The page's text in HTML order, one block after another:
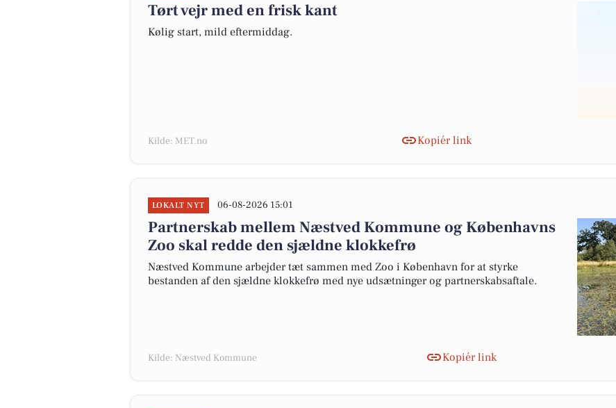
Tørt vejr med en frisk kant
Kølig start, mild eftermiddag.
Kilde: MET.no Kopiér link
LOKALT NYT 06-08-2026 15:01
Partnerskab mellem Næstved Kommune og Københavns
Zoo skal redde den sjældne klokkefrø
Næstved Kommune arbejder tæt sammen med Zoo i København for at styrke
bestanden af den sjældne klokkefrø med nye udsætninger og partnerskabsaftale.
Kilde: Næstved Kommune Kopiér link